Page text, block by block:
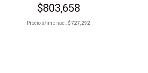
$803,658
Precio s/imp nac.:$727,292